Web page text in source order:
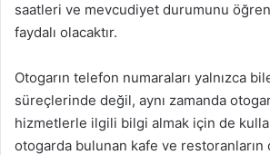
saatleri ve mevcudiyet durumunu
faydalı olacaktır.
Otogarın telefon numaraları yalnızca
süreçlerinde değil, aynı zamanda
hizmetlerle ilgili bilgi almak için de
otogarda bulunan kafe ve restoranların